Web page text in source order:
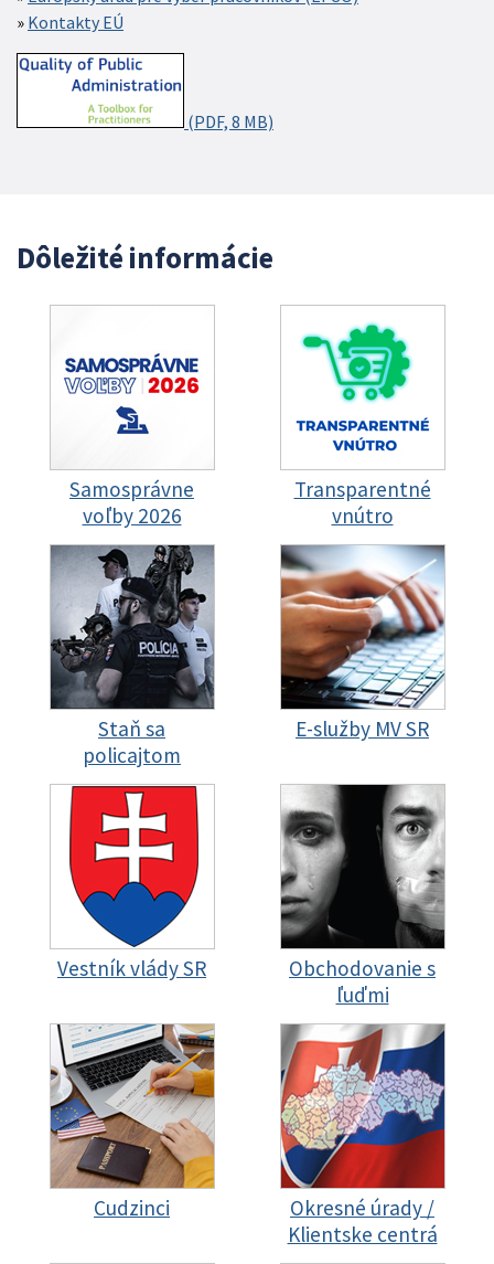
Kontakty EÚ
(PDF, 8 MB)
Dôležité informácie
Samosprávne
voľby 2026
Transparentné
vnútro
Staň sa
policajtom
E-služby MV SR
Vestník vlády SR
Obchodovanie s
ľuďmi
Cudzinci
Okresné úrady /
Klientske centrá